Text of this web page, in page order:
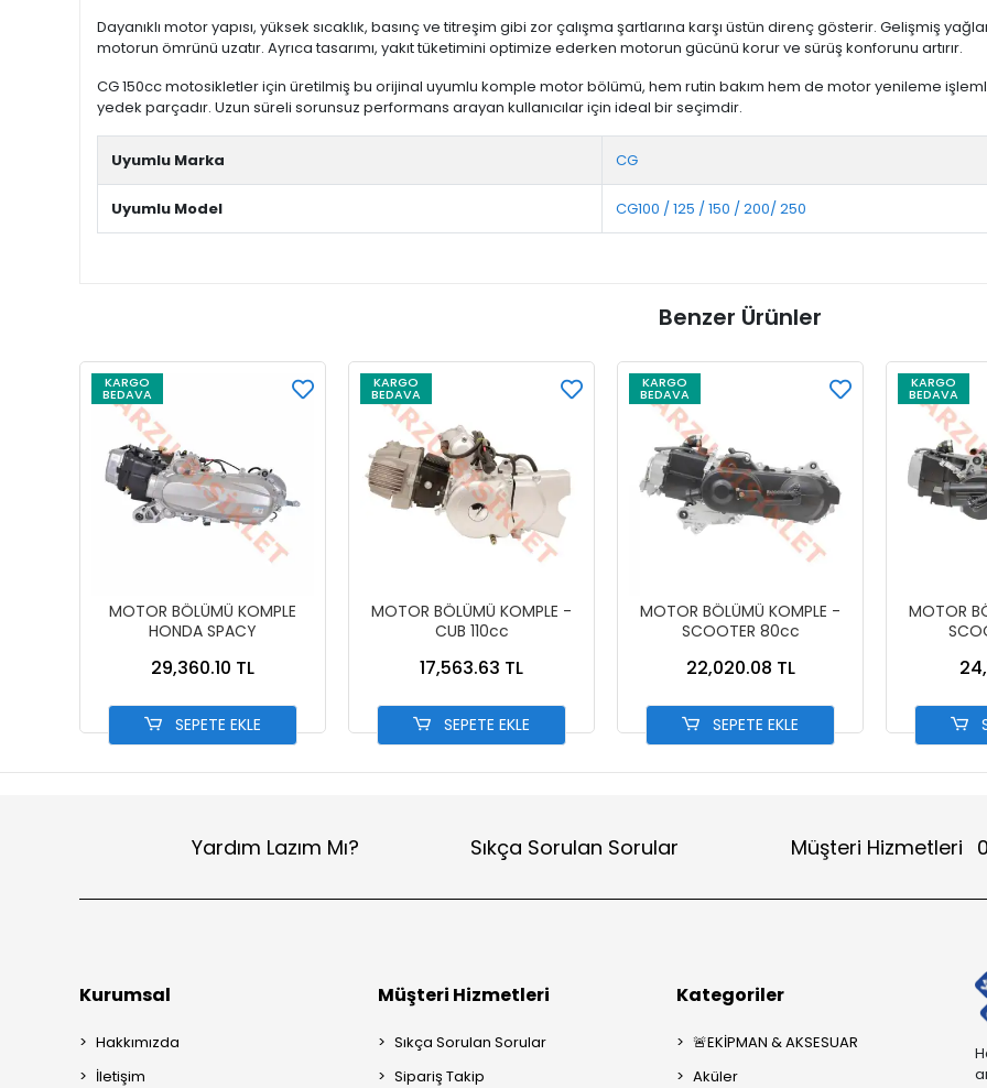
Dayanıklı motor yapısı, yüksek sıcaklık, basınç ve titreşim gibi zor çalışma şartlarına karşı üstün direnç gösterir. Gelişmiş
motorun ömrünü uzatır. Ayrıca tasarımı, yakıt tüketimini optimize ederken motorun gücünü korur ve sürüş konforunu artırır.
CG 150cc motosikletler için üretilmiş bu orijinal uyumlu komple motor bölümü, hem rutin bakım hem de motor yenileme
yedek parçadır. Uzun süreli sorunsuz performans arayan kullanıcılar için ideal bir seçimdir.
Uyumlu Marka CG
Uyumlu Model CG100 / 125 / 150 / 200/ 250
Benzer Ürünler
KARGO
BEDAVA
MOTOR BÖLÜMÜ KOMPLE
HONDA SPACY
29,360.10 TL
SEPETE EKLE
KARGO
BEDAVA
MOTOR BÖLÜMÜ KOMPLE -
CUB 110cc
17,563.63 TL
SEPETE EKLE
KARGO
BEDAVA
MOTOR BÖLÜMÜ KOMPLE -
SCOOTER 80cc
22,020.08 TL
SEPETE EKLE
KARGO
BEDAVA
MOTOR
Yardım Lazım Mı? Sıkça Sorulan Sorular Müşteri Hizmetleri
Kurumsal
Hakkımızda
İletişim
Müşteri Hizmetleri
Sıkça Sorulan Sorular
Sipariş Takip
Kategoriler
🚨EKİPMAN & AKSESUAR
Aküler